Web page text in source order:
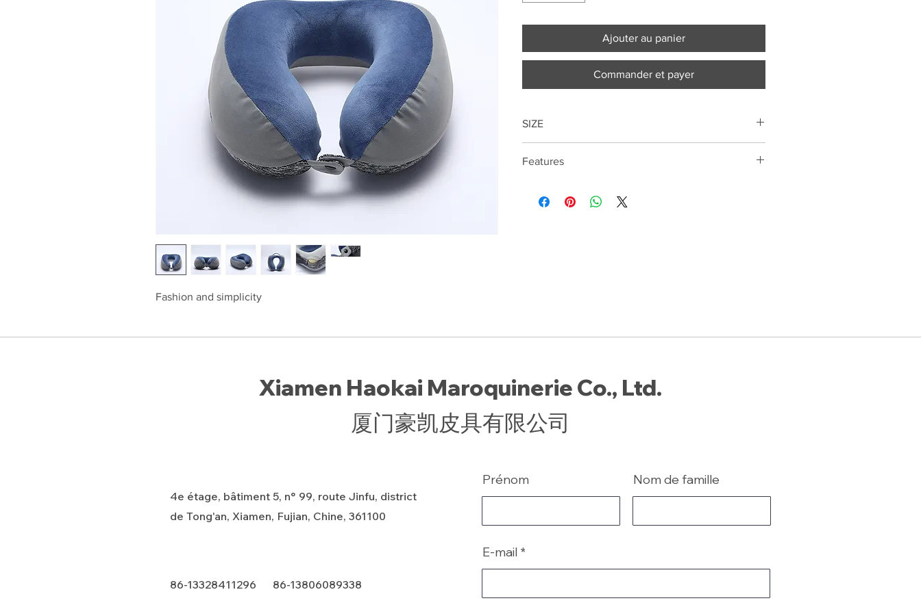
Fashion and simplicity
Ajouter au panier
Commander et payer
SIZE
Features
Xiamen Haokai Maroquinerie Co., Ltd.
厦门豪凯皮具有限公司
4e étage, bâtiment 5, n° 99, route Jinfu, district
de Tong'an, Xiamen, Fujian, Chine, 361100
86-13328411296 86-13806089338
Prénom Nom de famille
E-mail